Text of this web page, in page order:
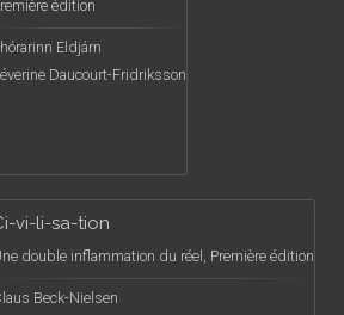
édition
Eldjárn
Daucourt-Fridriksson
vi-li-sa-tion
double inflammation du réel, Première édition
Beck-Nielsen